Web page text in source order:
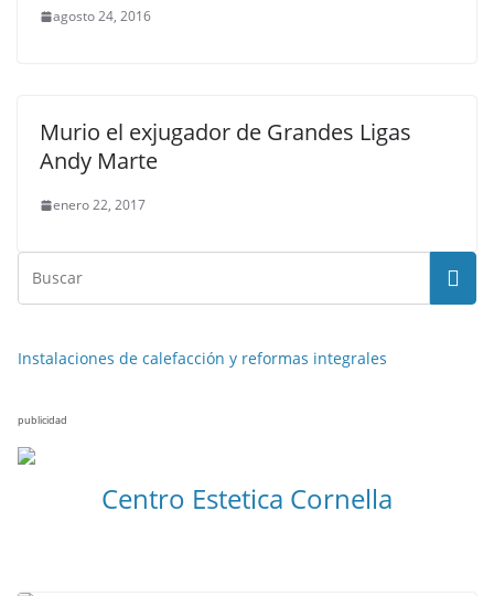
agosto 24, 2016
Murio el exjugador de Grandes Ligas
Andy Marte
enero 22, 2017
Instalaciones de calefacción y reformas integrales
publicidad
Centro Estetica Cornella